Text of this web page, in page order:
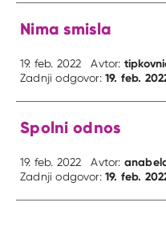
Nima smisla
19. feb. 2022 Avtor:
Zadnji odgovor:19. feb.
Spolni odnos
19. feb. 2022 Avtor:
Zadnji odgovor:19. feb.